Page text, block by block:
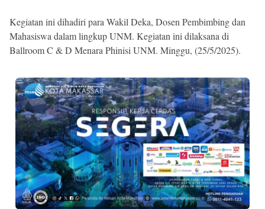
Kegiatan ini dihadiri para Wakil Deka, Dosen Pembimbing dan
Mahasiswa dalam lingkup UNM. Kegiatan ini dilaksana di
Ballroom C & D Menara Phinisi UNM. Minggu, (25/5/2025).